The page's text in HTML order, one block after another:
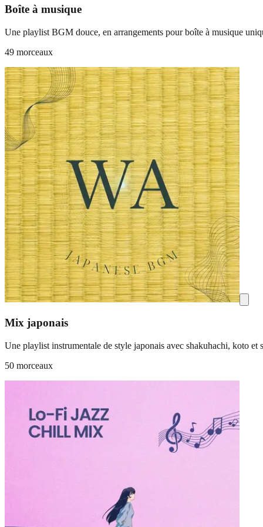
Boîte à musique
Une playlist BGM douce, en arrangements pour boîte à musique
49 morceaux
Mix japonais
Une playlist instrumentale de style japonais avec shakuhachi, koto et
50 morceaux